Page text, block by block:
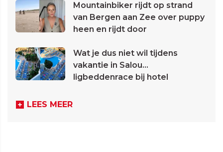
Mountainbiker rijdt op strand
van Bergen aan Zee over puppy
heen en rijdt door
Wat je dus niet wil tijdens
vakantie in Salou...
ligbeddenrace bij hotel
LEES MEER